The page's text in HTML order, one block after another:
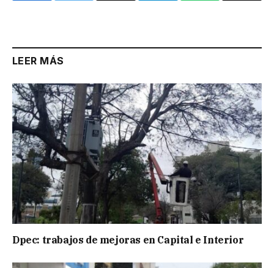
LEER MÁS
Dpec: trabajos de mejoras en Capital e Interior